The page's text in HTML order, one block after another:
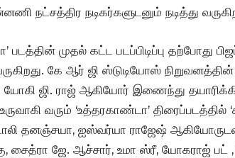
நட்சத்திர நடிகர்களுடனும் நடித்து
படத்தின் முதல் கட்ட படப்பிடிப்பு தற்போது
கே ஆர் ஜி ஸ்டுடியோஸ்
யோகி ஜி. ராஜ் ஆகியோர் இணைந்து
வரும் ‘உத்தரகாண்டா’ திரைப்படத்தில்
டாலி தனஞ்சயா, ஐஸ்வர்யா ராஜேஷ்
சைத்ரா ஜே. ஆச்சார், உமா ஸ்ரீ, யோகராஜ்